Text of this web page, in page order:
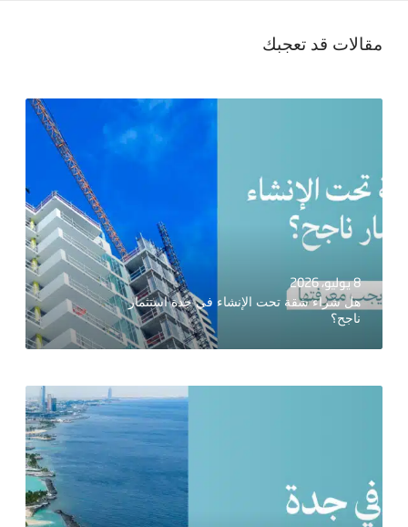
مقالات قد تعجبك
8 يوليو، 2026
هل شراء شقة تحت الإنشاء في جدة استثمار
ناجح؟